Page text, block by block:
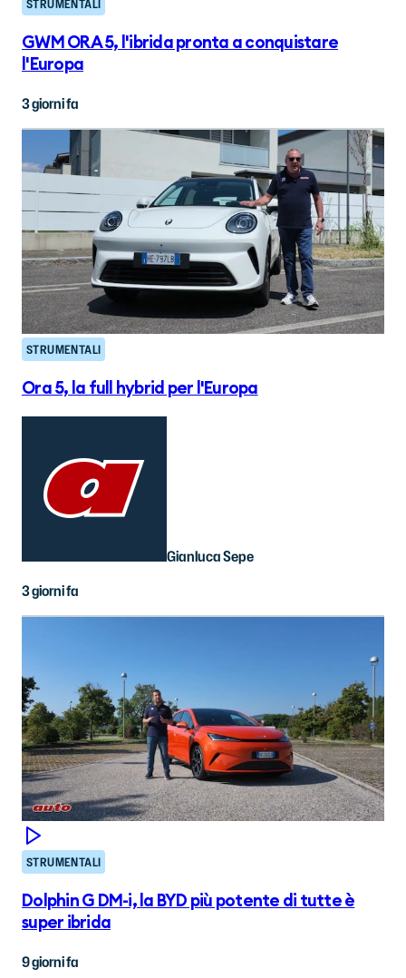
STRUMENTALI
GWM ORA 5, l'ibrida pronta a conquistare
l'Europa
3 giorni fa
STRUMENTALI
Ora 5, la full hybrid per l'Europa
Gianluca Sepe
3 giorni fa
STRUMENTALI
Dolphin G DM-i, la BYD più potente di tutte è
super ibrida
9 giorni fa